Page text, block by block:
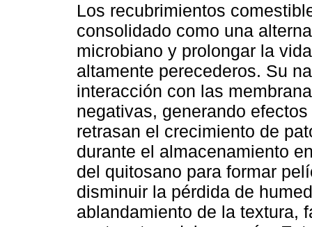
Los recubrimientos
consolidado como una
microbiano y prolongar la
altamente perecederos. Su
interacción con las
negativas, generando
retrasan el crecimiento de
durante el almacenamiento
del quitosano para formar
disminuir la pérdida de
ablandamiento de la textura,